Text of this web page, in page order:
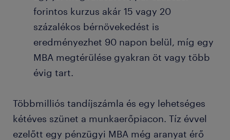
forintos kurzus akár 15 vagy 20
százalékos bérnövekedést is
eredményezhet 90 napon belül, míg egy
MBA megtérülése gyakran öt vagy több
évig tart.
Többmilliós tandíjszámla és egy lehetséges
kétéves szünet a munkaerőpiacon. Tíz évvel
ezelőtt egy pénzügyi MBA még aranyat érő